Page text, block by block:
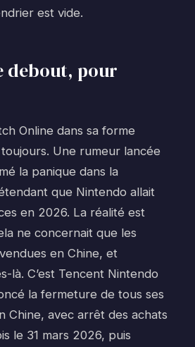
est vide.
debout, pour
Online dans sa forme
Une rumeur lancée
la panique dans la
que Nintendo allait
en 2026. La réalité est
ne concernait que les
en Chine, et
là. C’est Tencent Nintendo
la fermeture de tous ses
Chine, avec arrêt des achats
le 31 mars 2026, puis